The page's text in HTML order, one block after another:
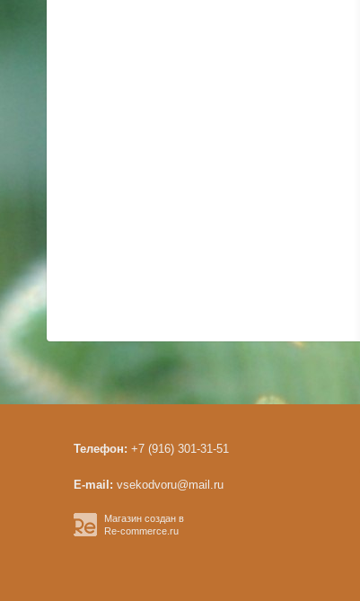
Телефон: +7 (916) 301-31-51
E-mail: vsekodvoru@mail.ru
Магазин создан в
Re-commerce.ru